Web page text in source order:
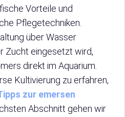
Vorteile und
Pflegetechniken.
über Wasser
Zucht eingesetzt wird,
direkt im Aquarium.
Kultivierung zu erfahren,
zur emersen
Abschnitt gehen wir